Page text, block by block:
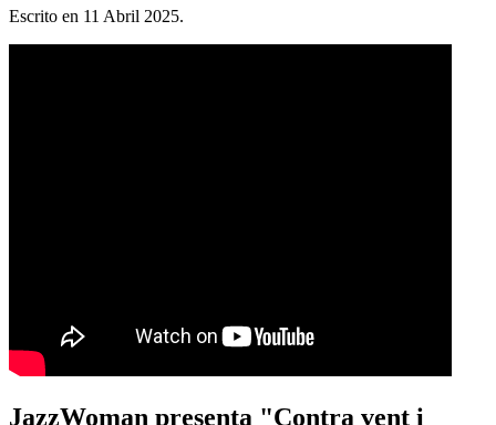
Escrito en 11 Abril 2025.
JazzWoman presenta "Contra vent i